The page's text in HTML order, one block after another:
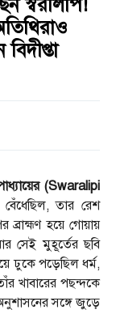
স্বরলিপি!
(Swaralipi
বেঁধেছিল, তার রেশ
হয়ে গোয়ায়
সেই মুহূর্তের ছবি
ঢুকে পড়েছিল ধর্ম,
খাবারের পছন্দকে
অনুশাসনের সঙ্গে জুড়ে